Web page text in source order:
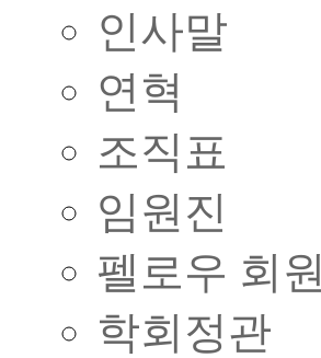
인사말
연혁
조직표
임원진
펠로우 회원
학회정관